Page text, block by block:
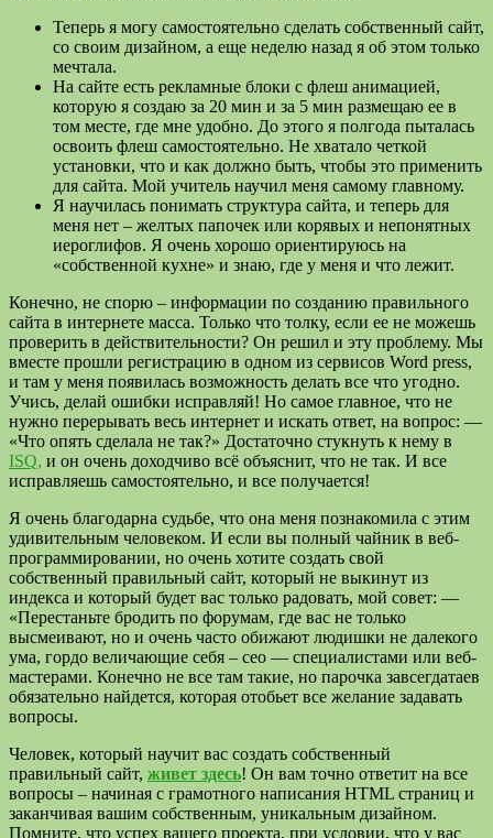
Теперь я могу самостоятельно сделать собственный сайт,
со своим дизайном, а еще неделю назад я об этом только
мечтала.
На сайте есть рекламные блоки с флеш анимацией,
которую я создаю за 20 мин и за 5 мин размещаю ее в
том месте, где мне удобно. До этого я полгода пыталась
освоить флеш самостоятельно. Не хватало четкой
установки, что и как должно быть, чтобы это применить
для сайта. Мой учитель научил меня самому главному.
Я научилась понимать структура сайта, и теперь для
меня нет – желтых папочек или корявых и непонятных
иероглифов. Я очень хорошо ориентируюсь на
«собственной кухне» и знаю, где у меня и что лежит.
Конечно, не спорю – информации по созданию правильного
сайта в интернете масса. Только что толку, если ее не можешь
проверить в действительности? Он решил и эту проблему. Мы
вместе прошли регистрацию в одном из сервисов Word press,
и там у меня появилась возможность делать все что угодно.
Учись, делай ошибки исправляй! Но самое главное, что не
нужно перерывать весь интернет и искать ответ, на вопрос: —
«Что опять сделала не так?» Достаточно стукнуть к нему в
ISQ, и он очень доходчиво всё объяснит, что не так. И все
исправляешь самостоятельно, и все получается!
Я очень благодарна судьбе, что она меня познакомила с этим
удивительным человеком. И если вы полный чайник в веб-
программировании, но очень хотите создать свой
собственный правильный сайт, который не выкинут из
индекса и который будет вас только радовать, мой совет: —
«Перестаньте бродить по форумам, где вас не только
высмеивают, но и очень часто обижают людишки не далекого
ума, гордо величающие себя – сео — специалистами или веб-
мастерами. Конечно не все там такие, но парочка завсегдатаев
обязательно найдется, которая отобьет все желание задавать
вопросы.
Человек, который научит вас создать собственный
правильный сайт, живет здесь! Он вам точно ответит на все
вопросы – начиная с грамотного написания HTML страниц и
заканчивая вашим собственным, уникальным дизайном.
Помните, что успех вашего проекта, при условии, что у вас